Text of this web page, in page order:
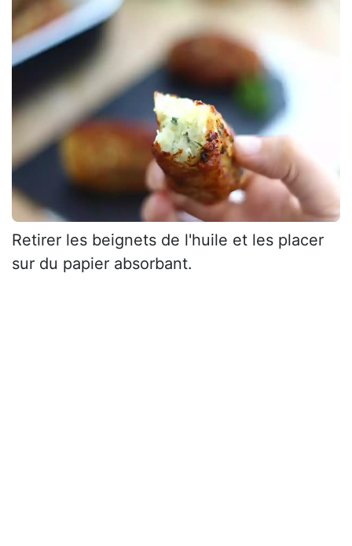
Retirer les beignets de l'huile et les placer
sur du papier absorbant.